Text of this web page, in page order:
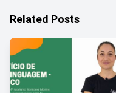
Related Posts